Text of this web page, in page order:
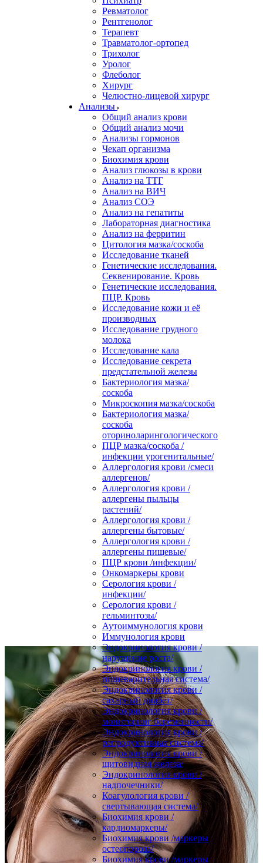
Ревматолог
Рентгенолог
Терапевт
Травматолог-ортопед
Трихолог
Уролог
Флеболог
Хирург
Челюстно-лицевой хирург
Анализы
Общий анализ крови
Общий анализ мочи
Анализы гормонов
Чекап организма
Биохимия крови
Анализ глюкозы в крови
Анализ на ТТГ
Анализ на ВИЧ
Анализ СОЭ
Анализ на гепатиты
Лабораторная диагностика
Анализ на ферритин
Цитология мазка/соскоба
Исследование тканей
Генетические исследования.
Секвенирование. Кровь
Генетические исследования.
ПЦР. Кровь
Исследование кожи и её
производных
Исследование грудного
молока
Исследование кала
Исследование секрета
предстательной железы
Бактериология мазка/
соскоба
Микроскопия мазка/соскоба
Бактериология мазка/
соскоба
оториноларингологического
ПЦР мазка/соскоба /
инфекции урогенитальные/
Аллергология крови /смеси
аллергенов/
Аллергология крови /
аллергены пыльцы
растений/
Аллергология крови /
аллергены бытовые/
Аллергология крови /
аллергены пищевые/
ПЦР крови /инфекции/
Онкомаркеры крови
Серология крови /
инфекции/
Серология крови /
гельминтозы/
Аутоиммунология крови
Иммунология крови
Эндокринология крови /
нарушение роста/
Эндокринология крови /
пищеварительная система/
Эндокринология крови /
сахарный диабет/
Эндокринология крови /
мониторинг беременности/
Эндокринология крови /
репродуктивная система/
Эндокринология крови /
щитовидная железа/
Эндокринология крови /
надпочечники/
Коагулология крови /
свертывающая система/
Биохимия крови /
кардиомаркеры/
Биохимия крови /маркеры
остеопороза/
Биохимия крови /маркеры